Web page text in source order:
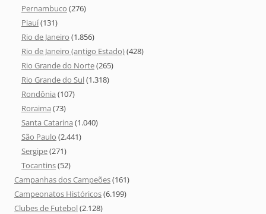
Pernambuco (276)
Piauí(131)
Rio de Janeiro (1.856)
Rio de Janeiro (antigo Estado)(428)
Rio Grande do Norte(265)
Rio Grande do Sul(1.318)
Rondônia (107)
Roraima (73)
Santa Catarina (1.040)
São Paulo (2.441)
Sergipe(271)
Tocantins(52)
Campanhas dos Campeões(161)
Campeonatos Históricos(6.199)
Clubes de Futebol(2.128)